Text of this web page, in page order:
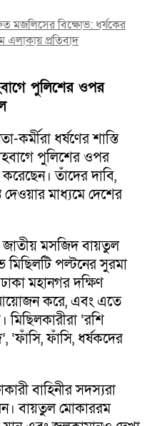
মজলিসের বিক্ষোভ: ধর্ষকের
এলাকায় প্রতিবাদ
পুলিশের ওপর
ধর্ষণের শাস্তি
পুলিশের ওপর
তাঁদের দাবি,
দেওয়ার মাধ্যমে দেশের
মসজিদ বায়তুল
পল্টনের সুরমা
মহানগর দক্ষিণ
করে, এবং এতে
‘রশি
‘ফাঁসি, ফাঁসি, ধর্ষকদের
বাহিনীর সদস্যরা
বায়তুল মোকাররম